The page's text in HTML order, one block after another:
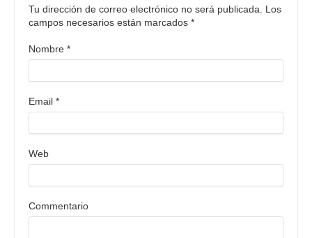
Tu dirección de correo electrónico no será publicada. Los
campos necesarios están marcados *
Nombre *
Email *
Web
Commentario